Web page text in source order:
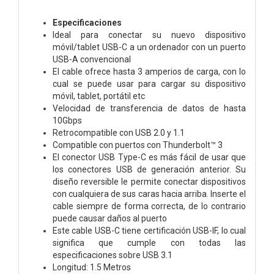
Especificaciones
Ideal para conectar su nuevo dispositivo
móvil/tablet USB-C a un ordenador con un puerto
USB-A convencional
El cable ofrece hasta 3 amperios de carga, con lo
cual se puede usar para cargar su dispositivo
móvil, tablet, portátil etc
Velocidad de transferencia de datos de hasta
10Gbps
Retrocompatible con USB 2.0 y 1.1
Compatible con puertos con Thunderbolt™ 3
El conector USB Type-C es más fácil de usar que
los conectores USB de generación anterior. Su
diseño reversible le permite conectar dispositivos
con cualquiera de sus caras hacia arriba. Inserte el
cable siempre de forma correcta, de lo contrario
puede causar daños al puerto
Este cable USB-C tiene certificación USB-IF, lo cual
significa que cumple con todas las
especificaciones sobre USB 3.1
Longitud: 1.5 Metros